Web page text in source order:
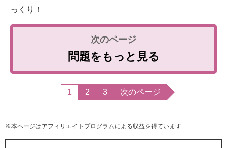
っくり！
問題をもっと見る
1 2 3 次のページ
※本ページはアフィリエイトプログラムによる収益を得ています